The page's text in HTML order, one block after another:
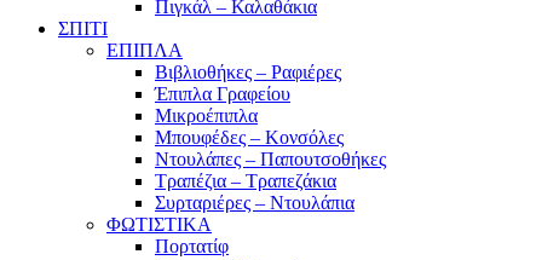
Πιγκάλ – Καλαθάκια
ΣΠΙΤΙ
ΕΠΙΠΛΑ
Βιβλιοθήκες – Ραφιέρες
Έπιπλα Γραφείου
Μικροέπιπλα
Μπουφέδες – Κονσόλες
Ντουλάπες – Παπουτσοθήκες
Τραπέζια – Τραπεζάκια
Συρταριέρες – Ντουλάπια
ΦΩΤΙΣΤΙΚΑ
Πορτατίφ